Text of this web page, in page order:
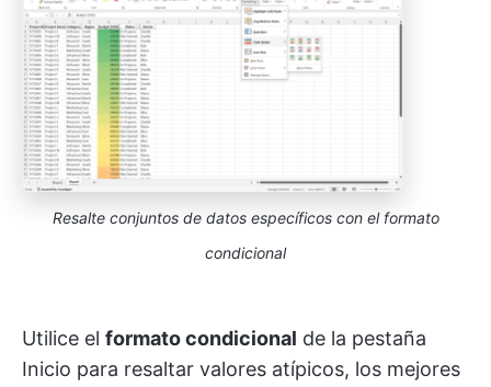
Resalte conjuntos de datos específicos con el formato
condicional
Utilice el formato condicional de la pestaña
Inicio para resaltar valores atípicos, los mejores